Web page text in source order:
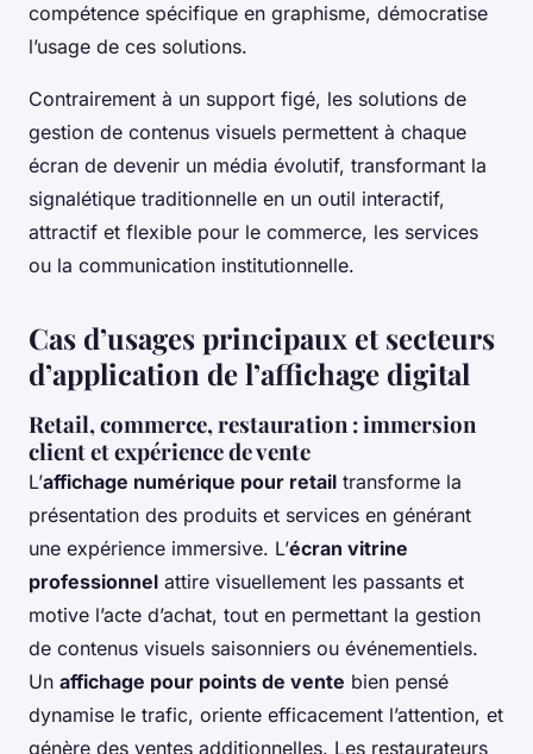
compétence spécifique en graphisme, démocratise
l’usage de ces solutions.
Contrairement à un support figé, les solutions de
gestion de contenus visuels permettent à chaque
écran de devenir un média évolutif, transformant la
signalétique traditionnelle en un outil interactif,
attractif et flexible pour le commerce, les services
ou la communication institutionnelle.
Cas d’usages principaux et secteurs
d’application de l’affichage digital
Retail, commerce, restauration : immersion
client et expérience de vente
L’affichage numérique pour retail transforme la
présentation des produits et services en générant
une expérience immersive. L’écran vitrine
professionnel attire visuellement les passants et
motive l’acte d’achat, tout en permettant la gestion
de contenus visuels saisonniers ou événementiels.
Un affichage pour points de vente bien pensé
dynamise le trafic, oriente efficacement l’attention, et
génère des ventes additionnelles. Les restaurateurs